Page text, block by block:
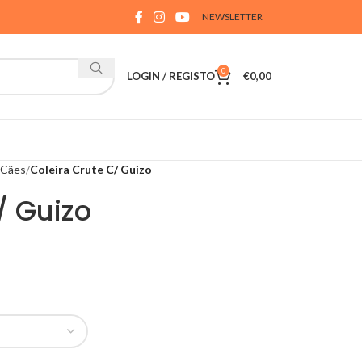
NEWSLETTER
LOGIN / REGISTO 0 €0,00
Coleira Crute C/ Guizo
Guizo